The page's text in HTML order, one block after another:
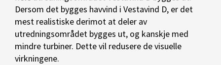
Dersom det bygges havvind i Vestavind D, er det
mest realistiske derimot at deler av
utredningsområdet bygges ut, og kanskje med
mindre turbiner. Dette vil redusere de visuelle
virkningene.